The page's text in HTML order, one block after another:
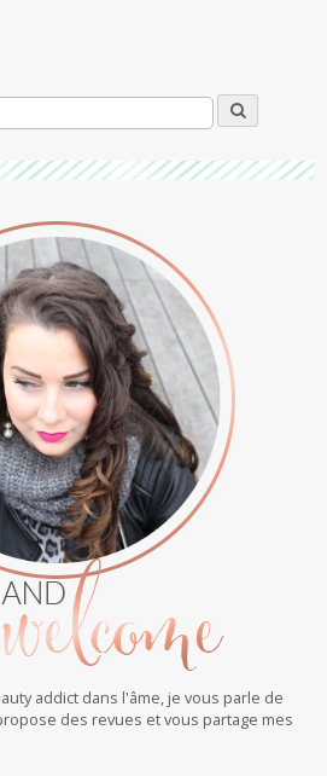
addict dans l'âme, je vous parle de
des revues et vous partage mes